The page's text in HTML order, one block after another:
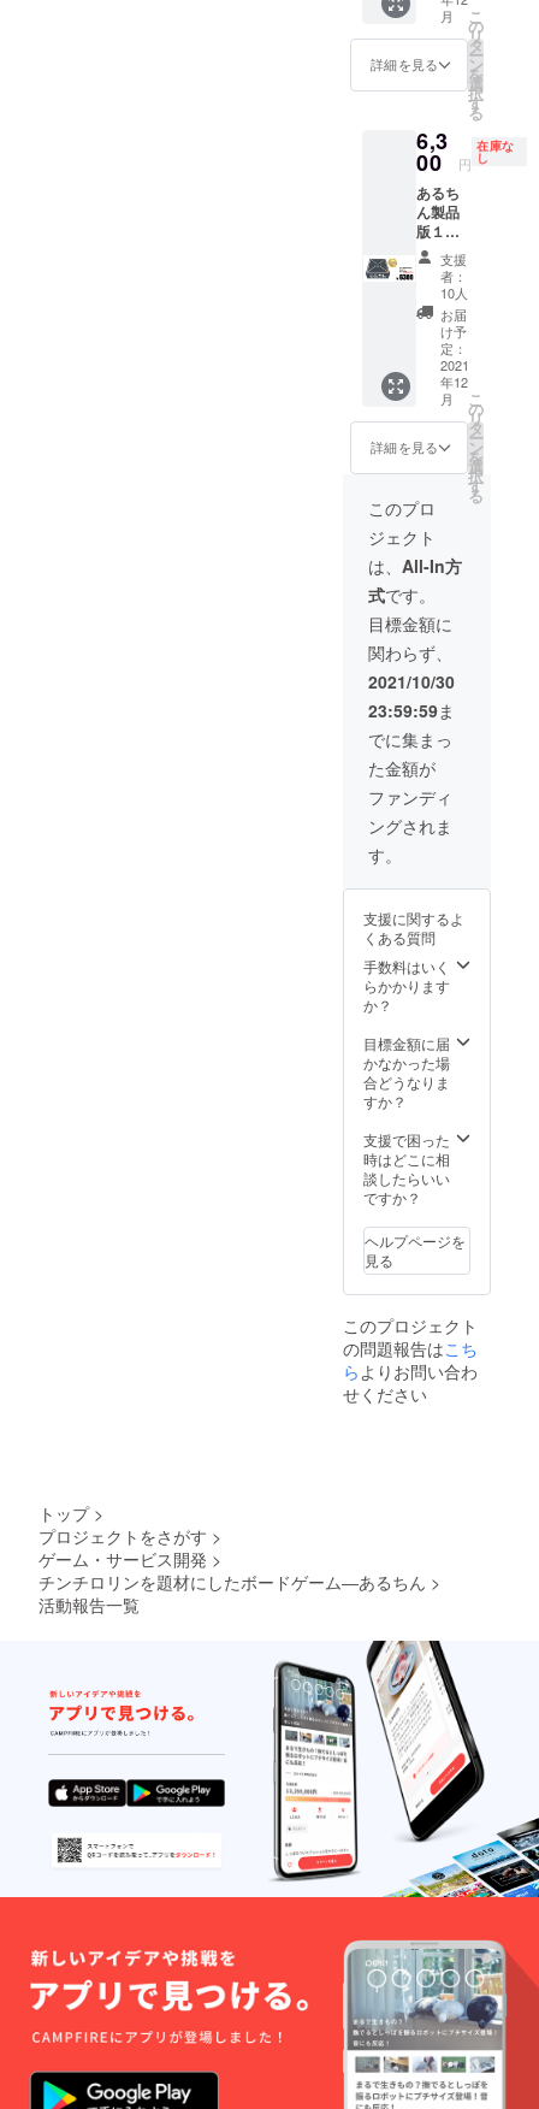
枚用・
親チッ
プ・ラ
ウンド
ガー
ド）、
説明
書、
カード
一覧
表、ブ
リス
タート
レイ
カード
８１
枚、ギ
ミック
(ピラ
ド)、厚
紙タイ
ル３
シート
(チップ
①⑤⑩
枚用・
親チッ
プ・ラ
ウンド
チッ
プ・
カード
ガー
ド）、
説明
書、
表、ブ
リス
タート
レイ
月
詳細を見る
こ
の
リ
タ
ー
ン
を
選
択
す
る
6,3
00 円
在庫な
し
あるち
ん製品
版１個
茶碗１
台、サ
イコロ
白４
個・赤
１個・
青１
個、
カード
８１
枚、ギ
ミック
(ピラ
ミッ
ド)、厚
紙タイ
ル３
シート
(チップ
①⑤⑩
枚用・
親チッ
プ・ラ
ウンド
チッ
プ・
カード
ガー
ド）、
説明
書、
表、ブ
タート
レイ
支援
者：
10人
お届
け予
定：
2021
年12
月
詳細を見る
こ
の
リ
タ
ー
ン
を
選
択
す
る
このプロ
ジェクト
は、 All-In方
式です。
目標金額に
関わらず、
2021/10/30
23:59:59ま
でに集まっ
た金額が
ファンディ
ングされま
す。
支援に関するよ
くある質問
手数料はいく
らかかります
か？
目標金額に届
かなかった場
合どうなりま
すか？
支援で困った
時はどこに相
談したらいい
ですか？
ヘルプページを
見る
このプロジェクト
の問題報告はこち
ら よりお問い合わ
せください
トップ >
プロジェクトをさがす >
ゲーム・サービス開発 >
チンチロリンを題材にしたボードゲーム―あるちん >
活動報告一覧